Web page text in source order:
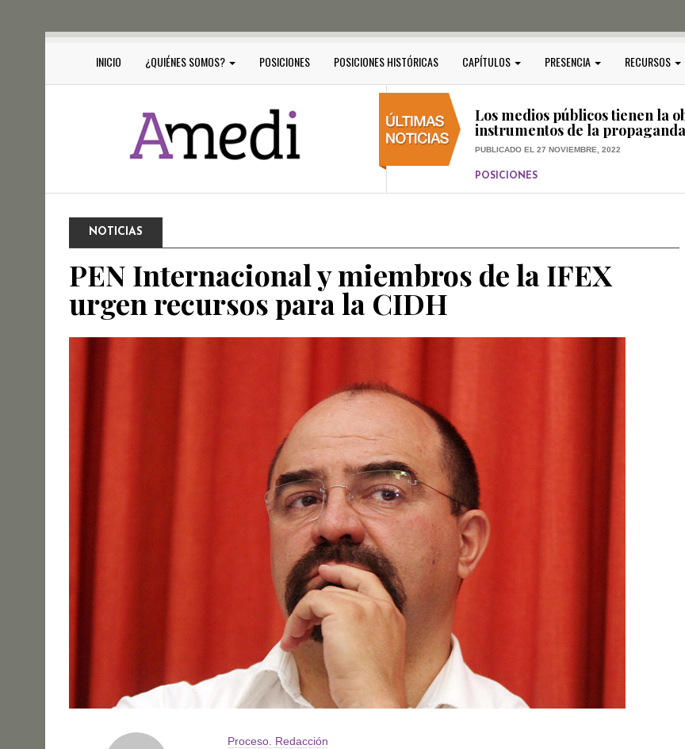
INICIO ¿QUIÉNES SOMOS? POSICIONES POSICIONES HISTÓRICAS CAPÍTULOS PRESENCIA RECURSOS
PUBLICADO EL 17 DICIEMBRE, 2022
Los medios públicos tienen la
instrumentos de la propaganda
PUBLICADO EL 27 NOVIEMBRE, 2022
POSICIONES
Consejos ciudadanos e IFT
NOTICIAS
PEN Internacional y miembros de la IFEX
urgen recursos para la CIDH
Proceso. Redacción